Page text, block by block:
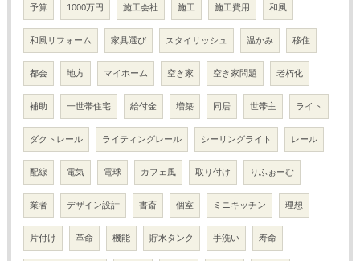
予算 1000万円 施工会社 施工 施工費用 和風
和風リフォーム 家具選び スタイリッシュ 温かみ 移住
都会 地方 マイホーム 空き家 空き家問題 老朽化
補助 一世帯住宅 給付金 増築 同居 世帯主 ライト
ダクトレール ライティングレール シーリングライト レール
配線 電気 電球 カフェ風 取り付け りふぉーむ
業者 デザイン設計 書斎 個室 ミニキッチン 理想
片付け 革命 機能 貯水タンク 手洗い 寿命